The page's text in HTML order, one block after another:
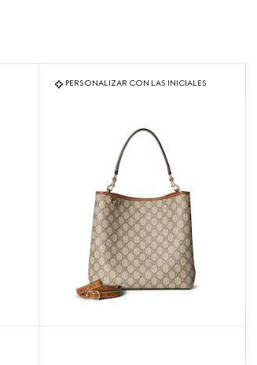
PERSONALIZAR CON LAS INICIALES